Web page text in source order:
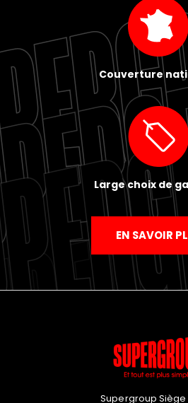
Couverture
Large choix de
EN SAVOIR
Supergroup